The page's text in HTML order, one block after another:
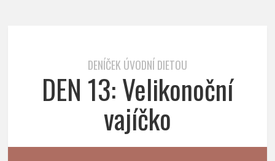
DENÍČEK ÚVODNÍ DIETOU
DEN 13: Velikonoční
vajíčko